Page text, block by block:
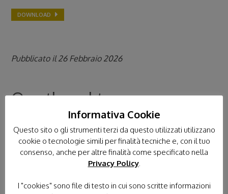
DOWNLOAD
Pubblicato il 26 Febbraio 2026
One thought on
GRADUATORIE
PROVVISORIE – Servizio
Civile Universale con
Informativa Cookie
Questo sito o gli strumenti terzi da questo utilizzati utilizzano
cookie o tecnologie simili per finalità tecniche e, con il tuo
consenso, anche per altre finalità come specificato nella
Privacy Policy.
I "cookies" sono file di testo in cui sono scritte informazioni